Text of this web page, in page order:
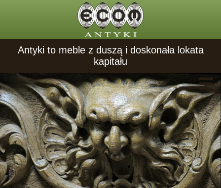
Antyki to meble z duszą i doskonała lokata
kapitału